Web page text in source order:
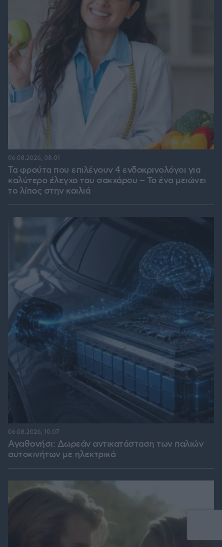
Τα φρούτα που επιλέγουν 4 ενδοκρινολόγοι για
καλύτερο έλεγχο του σακχάρου – Το ένα μειώνει
το λίπος στην κοιλιά
06.08.2026, 08:01
Αγαθονήσι: Δωρεάν αντικατάσταση των παλιών
αυτοκινήτων με ηλεκτρικά
06.08.2026, 10:07